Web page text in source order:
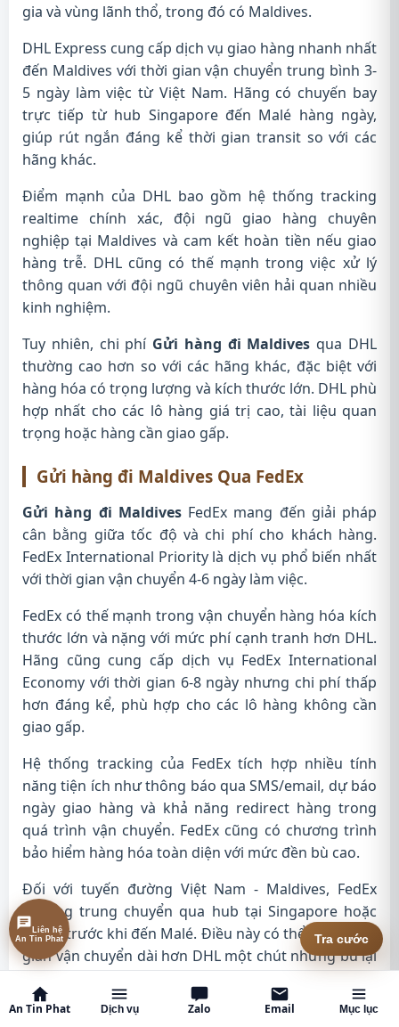
gia và vùng lãnh thổ, trong đó có Maldives.
DHL Express cung cấp dịch vụ giao hàng nhanh nhất
đến Maldives với thời gian vận chuyển trung bình 3-
5 ngày làm việc từ Việt Nam. Hãng có chuyến bay
trực tiếp từ hub Singapore đến Malé hàng ngày,
giúp rút ngắn đáng kể thời gian transit so với các
hãng khác.
Điểm mạnh của DHL bao gồm hệ thống tracking
realtime chính xác, đội ngũ giao hàng chuyên
nghiệp tại Maldives và cam kết hoàn tiền nếu giao
hàng trễ. DHL cũng có thế mạnh trong việc xử lý
thông quan với đội ngũ chuyên viên hải quan nhiều
kinh nghiệm.
Tuy nhiên, chi phí Gửi hàng đi Maldives qua DHL
thường cao hơn so với các hãng khác, đặc biệt với
hàng hóa có trọng lượng và kích thước lớn. DHL phù
hợp nhất cho các lô hàng giá trị cao, tài liệu quan
trọng hoặc hàng cần giao gấp.
Gửi hàng đi Maldives Qua FedEx
Gửi hàng đi MaldivesFedEx mang đến giải pháp
cân bằng giữa tốc độ và chi phí cho khách hàng.
FedEx International Priority là dịch vụ phổ biến nhất
với thời gian vận chuyển 4-6 ngày làm việc.
FedEx có thế mạnh trong vận chuyển hàng hóa kích
thước lớn và nặng với mức phí cạnh tranh hơn DHL.
Hãng cũng cung cấp dịch vụ FedEx International
Economy với thời gian 6-8 ngày nhưng chi phí thấp
hơn đáng kể, phù hợp cho các lô hàng không cần
giao gấp.
Hệ thống tracking của FedEx tích hợp nhiều tính
năng tiện ích như thông báo qua SMS/email, dự báo
ngày giao hàng và khả năng redirect hàng trong
quá trình vận chuyển. FedEx cũng có chương trình
bảo hiểm hàng hóa toàn diện với mức đền bù cao.
Đối với tuyến đường Việt Nam - Maldives, FedEx
thường trung chuyển qua hub tại Singapore hoặc
Dubai trước khi đến Malé. Điều này có thể khiến thời
gian vận chuyển dài hơn DHL một chút nhưng bù lại
Gửi hàng đi Maldives
An Tin Phat Dịch vụ Zalo Email Mục lục
Tra cước
Liên hệ An Tin Phat